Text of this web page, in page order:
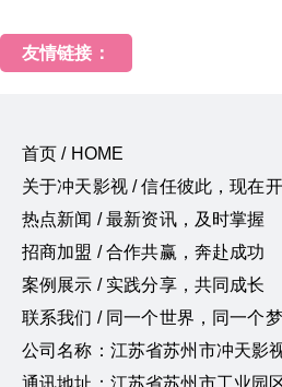
友情链接：
首页 / HOME
关于冲天影视 / 信任彼此，现在
热点新闻 / 最新资讯，及时掌握
招商加盟 / 合作共赢，奔赴成功
案例展示 / 实践分享，共同成长
联系我们 / 同一个世界，同一个
公司名称：江苏省苏州市冲天影
通讯地址：江苏省苏州市工业园